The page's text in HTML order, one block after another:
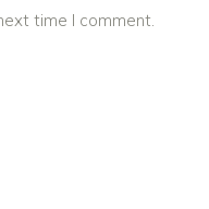
time I comment.